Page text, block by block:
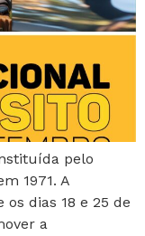
pelo
1971. A
dias 18 e 25 de
a